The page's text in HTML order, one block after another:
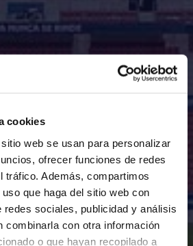
cookies
web se usan para personalizar
ofrecer funciones de redes
tráfico. Además, compartimos
que haga del sitio web con
redes sociales, publicidad y análisis
combinarla con otra información
o que hayan recopilado a